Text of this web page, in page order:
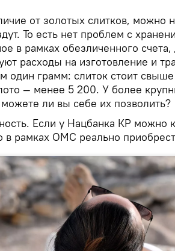
от золотых слитков, можно
То есть нет проблем с
в рамках обезличенного
расходы на изготовление и
один грамм: слиток стоит
— менее 5 200. У более
ли вы себе их позволить?
Если у Нацбанка КР можно
в рамках ОМС реально